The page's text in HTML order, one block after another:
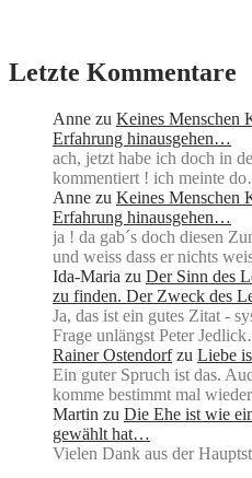
Letzte Kommentare
Anne zu Keines Menschen
Erfahrung hinausgehen…
ach, jetzt habe ich doch in
kommentiert ! ich meinte
Anne zu Keines Menschen
Erfahrung hinausgehen…
ja ! da gab´s doch diesen
und weiss dass er nichts
Ida-Maria zu Der Sinn des
zu finden. Der Zweck des
Ja, das ist ein gutes Zitat -
Frage unlängst Peter
Rainer Ostendorf zu Liebe
Ein guter Spruch ist das.
komme bestimmt mal
Martin zu Die Ehe ist wie
gewählt hat…
Vielen Dank aus der